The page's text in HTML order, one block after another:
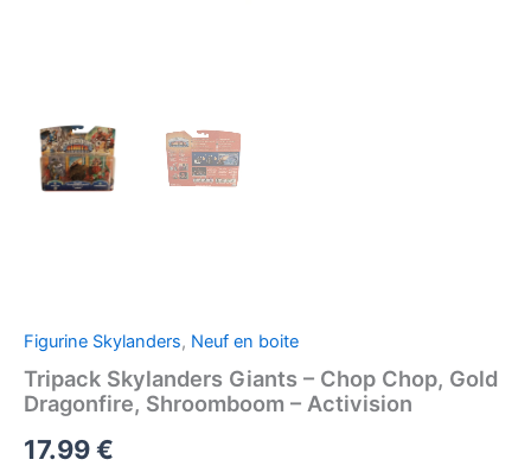
Figurine Skylanders, Neuf en boite
Tripack Skylanders Giants – Chop Chop, Gold
Dragonfire, Shroomboom – Activision
17.99€